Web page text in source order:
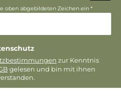
oben abgebildeten Zeichen ein *
zur Kenntnis
gelesen und bin mit ihnen